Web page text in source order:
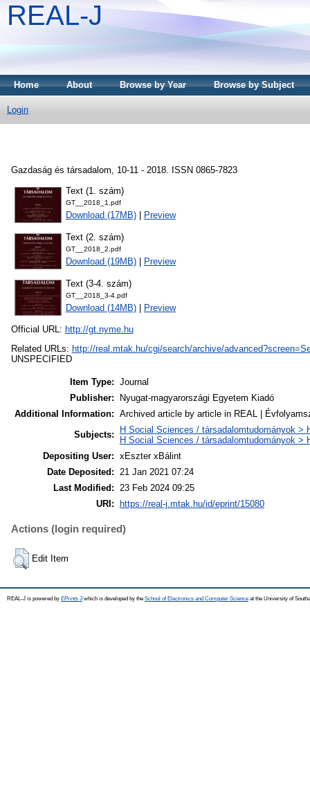
REAL-J
Home About Browse by Year Browse by Subject
Login
Gazdaság és társadalom, 10-11 - 2018. ISSN 0865-7823
Text (1. szám)
GT__2018_1.pdf
Download (17MB)| Preview
Text (2. szám)
GT__2018_2.pdf
Download (19MB)| Preview
Text (3-4. szám)
GT__2018_3-4.pdf
Download (14MB)| Preview
Official URL: http://gt.nyme.hu
Related URLs: http://real.mtak.hu/cgi/search/archive/
UNSPECIFIED
Item Type: Journal
Publisher:
Nyugat-magyarországi Egyetem Kiadó
Additional Information: Archived article by article in REAL |
Subjects:
H Social Sciences / társadalomtudományok >
H Social Sciences / társadalomtudományok >
Depositing User: xEszter xBálint
Date Deposited:
21 Jan 2021 07:24
Last Modified:
23 Feb 2024 09:25
URI:
https://real-j.mtak.hu/id/eprint/15080
Actions (login required)
Edit Item
REAL-J is powered by EPrints 3which is developed by the School of Electronics and Computer Science at the University of